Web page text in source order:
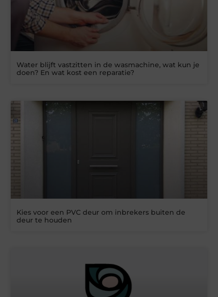
Water blijft vastzitten in de wasmachine, wat kun je
doen? En wat kost een reparatie?
Kies voor een PVC deur om inbrekers buiten de
deur te houden